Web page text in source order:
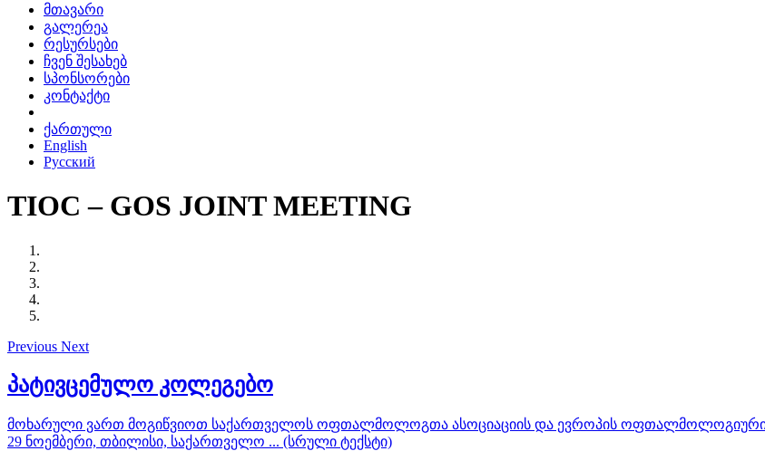
მთავარი
გალერეა
რესურსები
ჩვენ შესახებ
სპონსორები
კონტაქტი
ქართული
English
Русский
TIOC – GOS JOINT MEETING
Previous Next
პატივცემულო კოლეგებო
მოხარული ვართ მოგიწვიოთ საქართველოს ოფთალმოლოგთა ასოციაციის და ევროპის ოფთალმოლოგიური
29 ნოემბერი, თბილისი, საქართველო ... (სრული ტექსტი)